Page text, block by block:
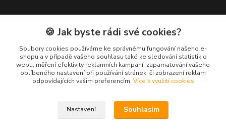
Kontakt
Pavel Šedivý
+420 602 148 895
Pracovní doba PO - PÁ: 8,00-16,30
🍪 Jak byste rádi své cookies?
Soubory cookies používáme ke správnému fungování našeho e-
shopu a v případě vašeho souhlasu také ke sledování statistik o
webu, měření efektivity reklamních kampaní, zapamatování vašeho
oblíbeného nastavení při používání stránek, či zobrazení reklam
odpovídajících vašim preferencím. Více k využití cookies
Nastavení Souhlasím